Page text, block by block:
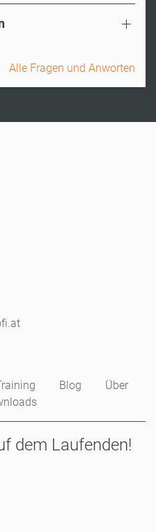
Alle Fragen und Anworten
Blog
Über
dem Laufenden!